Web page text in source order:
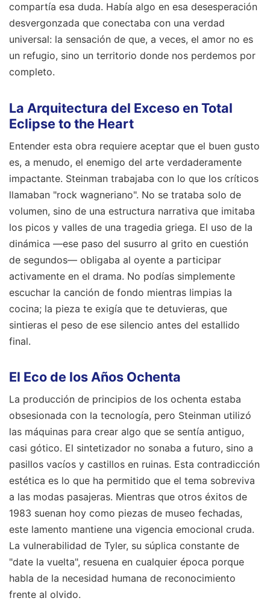
compartía esa duda. Había algo en esa desesperación
desvergonzada que conectaba con una verdad
universal: la sensación de que, a veces, el amor no es
un refugio, sino un territorio donde nos perdemos por
completo.
La Arquitectura del Exceso en Total
Eclipse to the Heart
Entender esta obra requiere aceptar que el buen gusto
es, a menudo, el enemigo del arte verdaderamente
impactante. Steinman trabajaba con lo que los críticos
llamaban "rock wagneriano". No se trataba solo de
volumen, sino de una estructura narrativa que imitaba
los picos y valles de una tragedia griega. El uso de la
dinámica —ese paso del susurro al grito en cuestión
de segundos— obligaba al oyente a participar
activamente en el drama. No podías simplemente
escuchar la canción de fondo mientras limpias la
cocina; la pieza te exigía que te detuvieras, que
sintieras el peso de ese silencio antes del estallido
final.
El Eco de los Años Ochenta
La producción de principios de los ochenta estaba
obsesionada con la tecnología, pero Steinman utilizó
las máquinas para crear algo que se sentía antiguo,
casi gótico. El sintetizador no sonaba a futuro, sino a
pasillos vacíos y castillos en ruinas. Esta contradicción
estética es lo que ha permitido que el tema sobreviva
a las modas pasajeras. Mientras que otros éxitos de
1983 suenan hoy como piezas de museo fechadas,
este lamento mantiene una vigencia emocional cruda.
La vulnerabilidad de Tyler, su súplica constante de
"date la vuelta", resuena en cualquier época porque
habla de la necesidad humana de reconocimiento
frente al olvido.